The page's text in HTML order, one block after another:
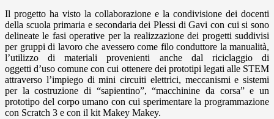
Il progetto ha visto la collaborazione e la condivisione dei docenti
della scuola primaria e secondaria dei Plessi di Gavi con cui si sono
delineate le fasi operative per la realizzazione dei progetti suddivisi
per gruppi di lavoro che avessero come filo conduttore la manualità,
l’utilizzo di materiali provenienti anche dal riciclaggio di
oggetti d’uso comune con cui ottenere dei prototipi legati alle STEM
attraverso l’impiego di mini circuiti elettrici, meccanismi e sistemi
per la costruzione di “sapientino”, “macchinine da corsa” e un
prototipo del corpo umano con cui sperimentare la programmazione
con Scratch 3 e con il kit Makey Makey.